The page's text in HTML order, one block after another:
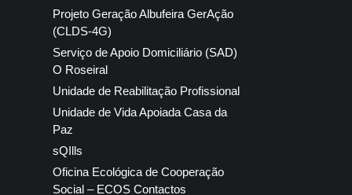
Projeto Geração Albufeira GerAção
(CLDS-4G)
Serviço de Apoio Domiciliário (SAD)
O Roseiral
Unidade de Reabilitação Profissional
Unidade de Vida Apoiada Casa da
Paz
sQIlls
Oficina Ecológica de Cooperação
Social – ECOS Contactos